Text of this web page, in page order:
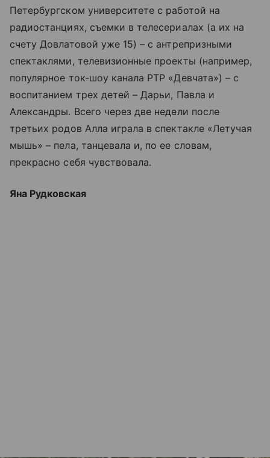
Петербургском университете с работой на
радиостанциях, съемки в телесериалах (а их на
счету Довлатовой уже 15) – с антрепризными
спектаклями, телевизионные проекты (например,
популярное ток-шоу канала РТР «Девчата») – с
воспитанием трех детей – Дарьи, Павла и
Александры. Всего через две недели после
третьих родов Алла играла в спектакле «Летучая
мышь» – пела, танцевала и, по ее словам,
прекрасно себя чувствовала.
Яна Рудковская